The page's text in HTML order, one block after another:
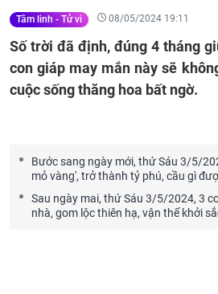
Tâm linh - Tử vi 08/05/2024 19:11
Số trời đã định, đúng 4 tháng
con giáp may mắn này sẽ
cuộc sống thăng hoa bất ngờ.
Bước sang ngày mới, thứ Sáu 3/5/
mỏ vàng', trở thành tỷ phú, cầu gì
Sau ngày mai, thứ Sáu 3/5/2024, 3
nhà, gom lộc thiên hạ, vận thế khởi